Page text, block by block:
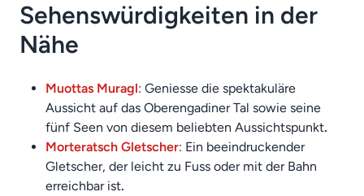
Sehenswürdigkeiten in der
Nähe
Muottas Muragl: Geniesse die spektakuläre
Aussicht auf das Oberengadiner Tal sowie seine
fünf Seen von diesem beliebten Aussichtspunkt.
Morteratsch Gletscher: Ein beeindruckender
Gletscher, der leicht zu Fuss oder mit der Bahn
erreichbar ist.